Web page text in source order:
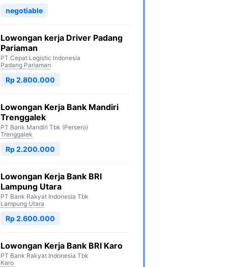
negotiable
Lowongan kerja Driver Padang
Pariaman
PT Cepat Logistic Indonesia
Padang Pariaman
Rp 2.800.000
Lowongan Kerja Bank Mandiri
Trenggalek
PT Bank Mandiri Tbk (Persero)
Trenggalek
Rp 2.200.000
Lowongan Kerja Bank BRI
Lampung Utara
PT Bank Rakyat Indonesia Tbk
Lampung Utara
Rp 2.600.000
Lowongan Kerja Bank BRI Karo
PT Bank Rakyat Indonesia Tbk
Karo